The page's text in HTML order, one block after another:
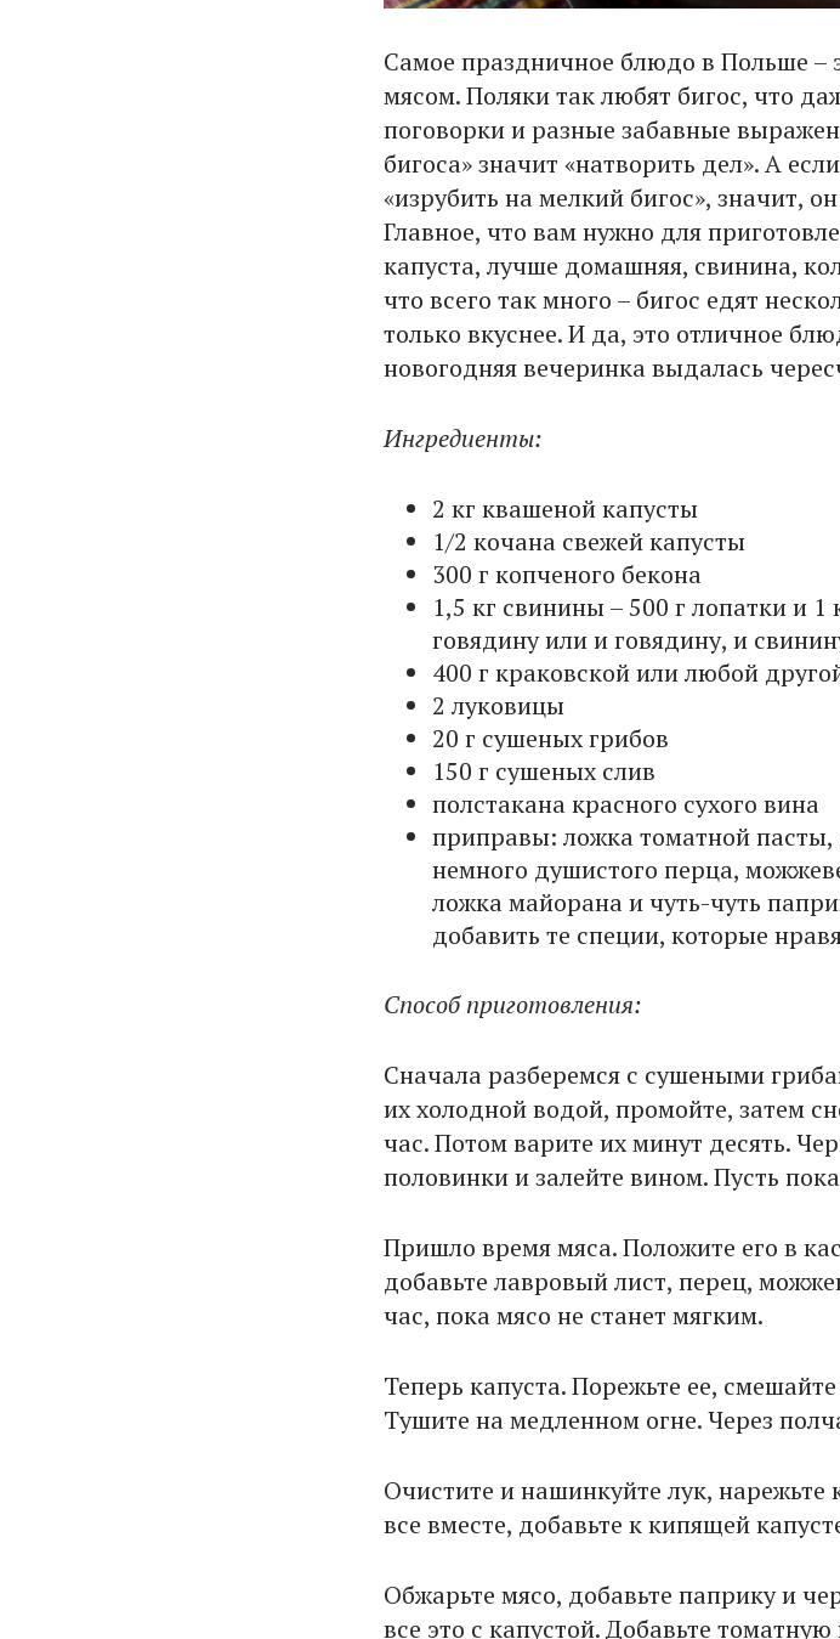
Самое праздничное блюдо в Польше –
мясом. Поляки так любят бигос, что
поговорки и разные забавные
бигоса» значит «натворить дел». А
«изрубить на мелкий бигос», значит,
Главное, что вам нужно для
капуста, лучше домашняя, свинина,
что всего так много – бигос едят
только вкуснее. И да, это отличное
новогодняя вечеринка выдалась
Ингредиенты:
2 кг квашеной капусты
1/2 кочана свежей капусты
300 г копченого бекона
1,5 кг свинины – 500 г лопатки и
говядину или и говядину, и
400 г краковской или любой
2 луковицы
20 г сушеных грибов
150 г сушеных слив
полстакана красного сухого вина
приправы: ложка томатной пасты,
немного душистого перца,
ложка майорана и чуть-чуть
добавить те специи, которые
Способ приготовления:
Сначала разберемся с сушеными
их холодной водой, промойте, затем
час. Потом варите их минут десять.
половинки и залейте вином. Пусть
Пришло время мяса. Положите его в
добавьте лавровый лист, перец,
час, пока мясо не станет мягким.
Теперь капуста. Порежьте ее,
Тушите на медленном огне. Через
Очистите и нашинкуйте лук, нарежьте
все вместе, добавьте к кипящей
Обжарьте мясо, добавьте паприку и
все это с капустой. Добавьте